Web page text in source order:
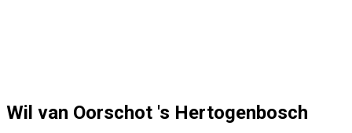
Wil van Oorschot 's Hertogenbosch